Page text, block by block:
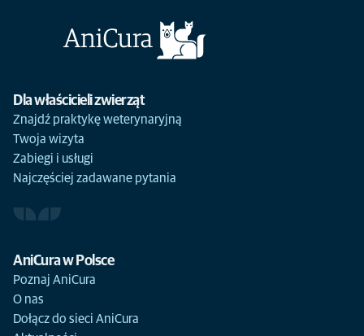
Dla właścicieli zwierząt
Znajdź praktykę weterynaryjną
Twoja wizyta
Zabiegi i usługi
Najczęściej zadawane pytania
AniCura w Polsce
Poznaj AniCura
O nas
Dołącz do sieci AniCura